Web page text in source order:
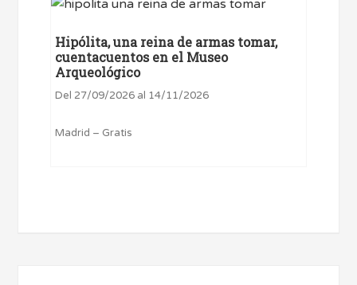
Hipólita, una reina de armas tomar,
cuentacuentos en el Museo
Arqueológico
Del 27/09/2026 al 14/11/2026
Madrid – Gratis